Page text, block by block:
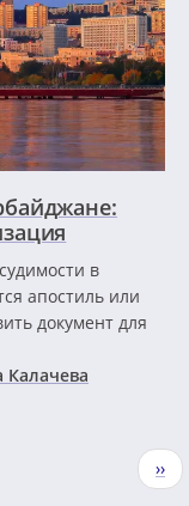
в
апостиль или
документ для
Калачева
››